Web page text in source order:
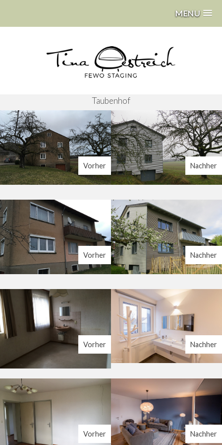
MENU
Taubenhof
Vorher Nachher
Vorher Nachher
Vorher Nachher
Vorher Nachher